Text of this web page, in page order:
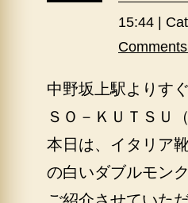
15:44 |
中野坂上駅よりす
ＳＯ－ＫＵＴＳＵ
本日は、イタリア
の白いダブルモン